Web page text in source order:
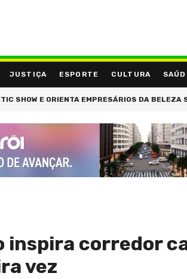
JUSTIÇA ESPORTE CULTURA
ESTHETIC SHOW SOBRE A DOR EMOCIONAL
inspira corredor
vez